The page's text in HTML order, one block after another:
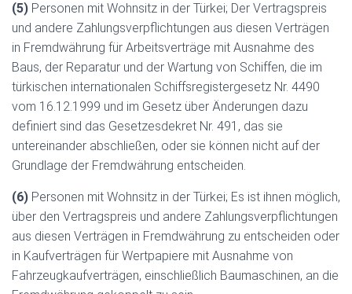
(5) Personen mit Wohnsitz in der Türkei; Der Vertragspreis
und andere Zahlungsverpflichtungen aus diesen Verträgen
in Fremdwährung für Arbeitsverträge mit Ausnahme des
Baus, der Reparatur und der Wartung von Schiffen, die im
türkischen internationalen Schiffsregistergesetz Nr. 4490
vom 16.12.1999 und im Gesetz über Änderungen dazu
definiert sind das Gesetzesdekret Nr. 491, das sie
untereinander abschließen, oder sie können nicht auf der
Grundlage der Fremdwährung entscheiden.
(6) Personen mit Wohnsitz in der Türkei; Es ist ihnen möglich,
über den Vertragspreis und andere Zahlungsverpflichtungen
aus diesen Verträgen in Fremdwährung zu entscheiden oder
in Kaufverträgen für Wertpapiere mit Ausnahme von
Fahrzeugkaufverträgen, einschließlich Baumaschinen, an die